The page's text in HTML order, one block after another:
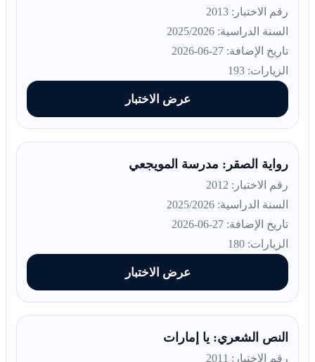
رقم الاختبار: 2013
السنة الدراسية: 2025/2026
تاريخ الإضافة: 27-06-2026
الزيارات: 193
عرض الاختبار
رواية الصقر: مدرسة المويجعي
رقم الاختبار: 2012
السنة الدراسية: 2025/2026
تاريخ الإضافة: 27-06-2026
الزيارات: 180
عرض الاختبار
النص الشعري: يا إمارات
رقم الاختبار: 2011